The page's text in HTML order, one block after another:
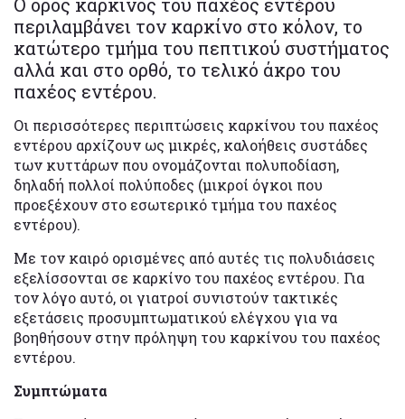
περιλαμβάνει τον καρκίνο στο κόλον, το
κατώτερο τμήμα του πεπτικού συστήματος
αλλά και στο ορθό, το τελικό άκρο του
παχέος εντέρου.
Οι περισσότερες περιπτώσεις καρκίνου του παχέος
εντέρου αρχίζουν ως μικρές, καλοήθεις συστάδες
των κυττάρων που ονομάζονται πολυποδίαση,
δηλαδή πολλοί πολύποδες (μικροί όγκοι που
προεξέχουν στο εσωτερικό τμήμα του παχέος
εντέρου).
Με τον καιρό ορισμένες από αυτές τις πολυδιάσεις
εξελίσσονται σε καρκίνο του παχέος εντέρου. Για
τον λόγο αυτό, οι γιατροί συνιστούν τακτικές
εξετάσεις προσυμπτωματικού ελέγχου για να
βοηθήσουν στην πρόληψη του καρκίνου του παχέος
εντέρου.
Συμπτώματα